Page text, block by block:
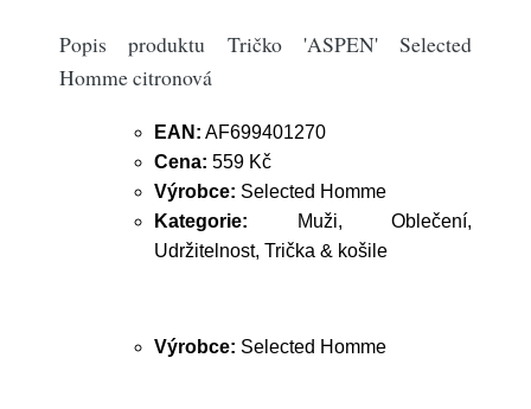
Popis produktu Tričko 'ASPEN' Selected
Homme citronová
EAN: AF699401270
Cena: 559 Kč
Výrobce: Selected Homme
Kategorie: Muži, Oblečení,
Udržitelnost, Trička & košile
Výrobce: Selected Homme